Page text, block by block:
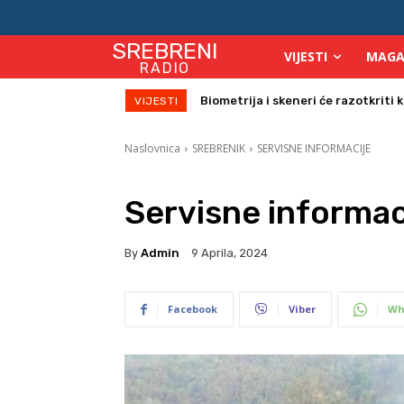
SREBRENI
RADIO
VIJESTI
VIJESTI Počinje isplata julskih naknada
Naslovnica SREBRENIK SERVISNE INFORMACIJE
Servisne
By Admin 9 Aprila, 2024
Facebook Viber